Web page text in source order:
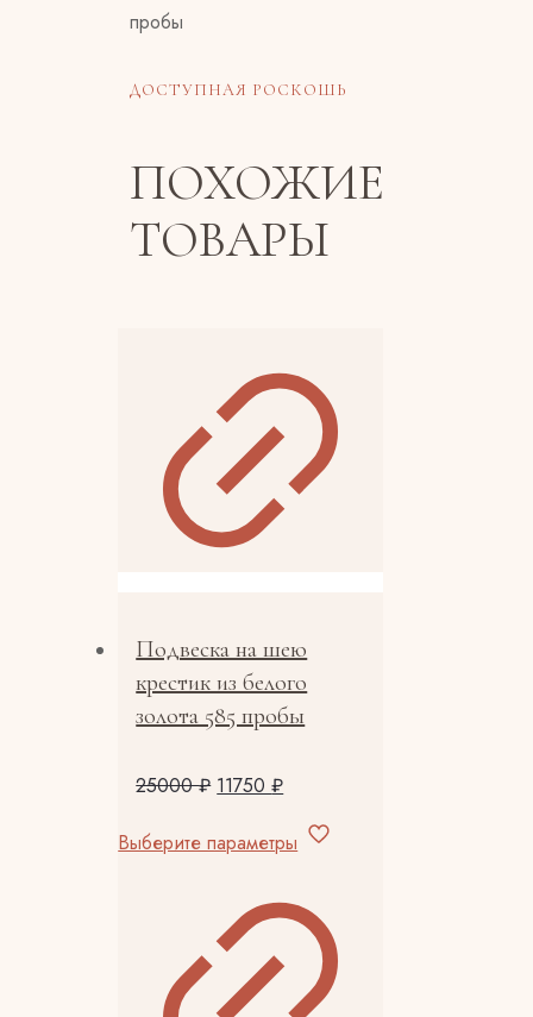
ДОСТУПНАЯ РОСКОШЬ
ПОХОЖИЕ
ТОВАРЫ
Подвеска на шею
крестик из белого
золота 585 пробы
25000₽ 11750₽
Выберите параметры Этот
несколько
вариаций.
Опции
можно